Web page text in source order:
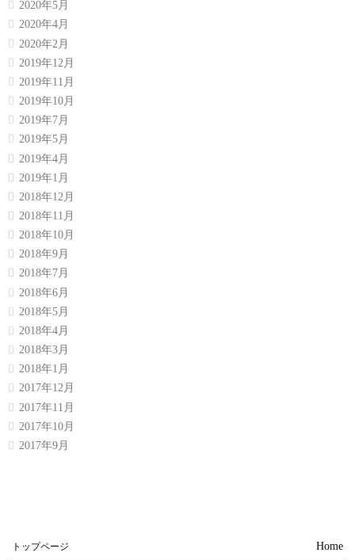
2020年5月
2020年4月
2020年2月
2019年12月
2019年11月
2019年10月
2019年7月
2019年5月
2019年4月
2019年1月
2018年12月
2018年11月
2018年10月
2018年9月
2018年7月
2018年6月
2018年5月
2018年4月
2018年3月
2018年1月
2017年12月
2017年11月
2017年10月
2017年9月
トップページ Home